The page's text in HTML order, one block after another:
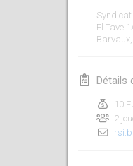
El Tave
Barvaux,
Détails
10
2
février 2022
4
5